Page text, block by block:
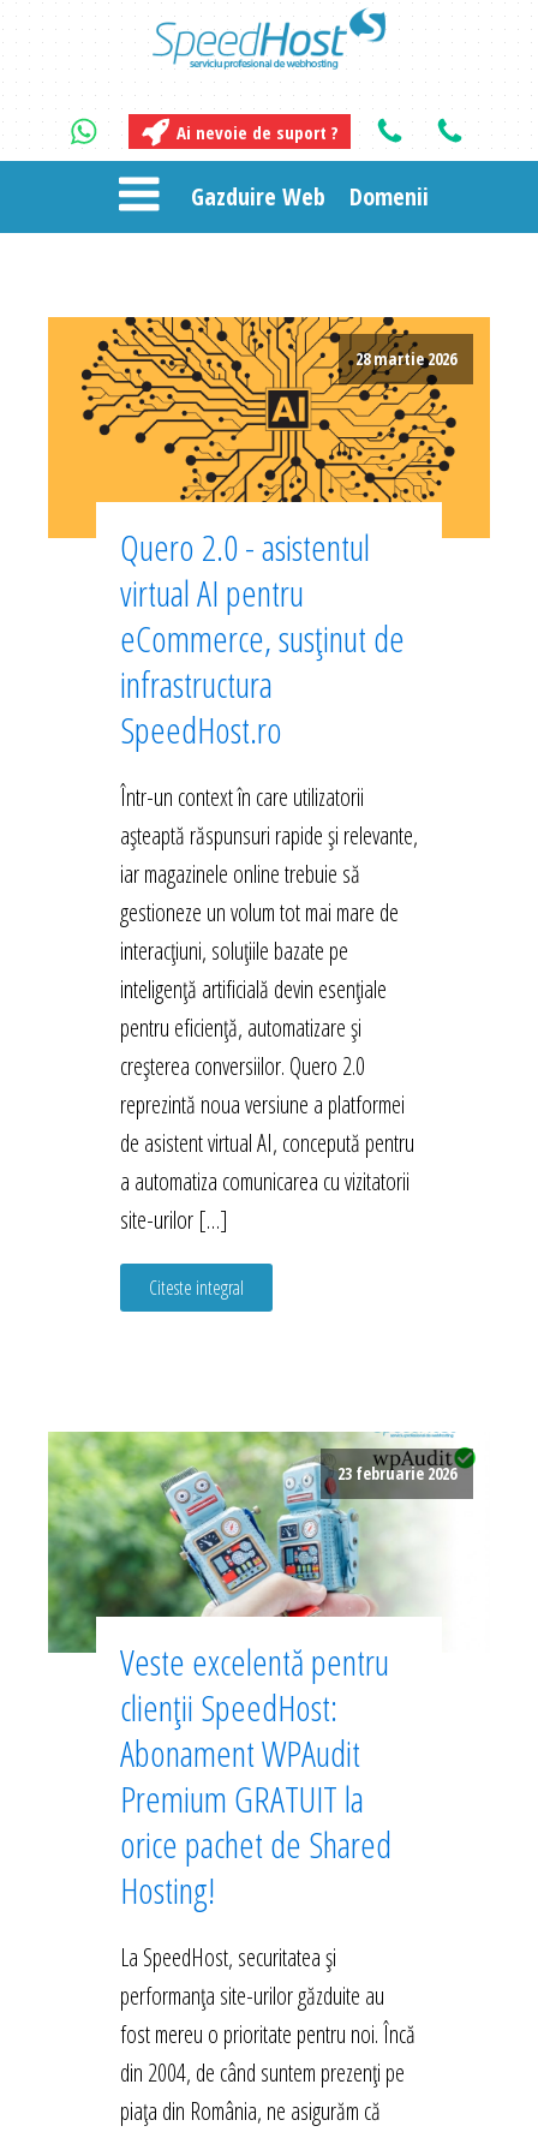
Ai nevoie de suport ?
Gazduire Web Domenii
28 martie 2026
Quero 2.0 - asistentul
virtual AI pentru
eCommerce, susținut de
infrastructura
SpeedHost.ro
Într-un context în care utilizatorii
așteaptă răspunsuri rapide și relevante,
iar magazinele online trebuie să
gestioneze un volum tot mai mare de
interacțiuni, soluțiile bazate pe
inteligență artificială devin esențiale
pentru eficiență, automatizare și
creșterea conversiilor. Quero 2.0
reprezintă noua versiune a platformei
de asistent virtual AI, concepută pentru
a automatiza comunicarea cu vizitatorii
site-urilor […]
Citeste integral
23 februarie 2026
Veste excelentă pentru
clienții SpeedHost:
Abonament WPAudit
Premium GRATUIT la
orice pachet de Shared
Hosting!
La SpeedHost, securitatea și
performanța site-urilor găzduite au
fost mereu o prioritate pentru noi. Încă
din 2004, de când suntem prezenți pe
piața din România, ne asigurăm că